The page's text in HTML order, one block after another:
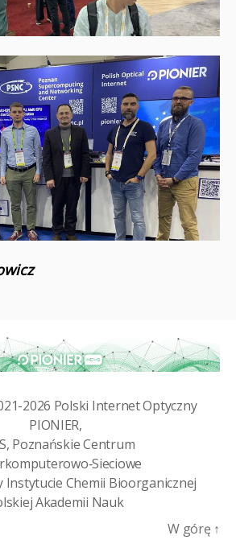
2026 Polski Internet Optyczny
PIONIER,
Poznańskie Centrum
Instytucie Chemii Bioorganicznej
Akademii Nauk
W górę ↑